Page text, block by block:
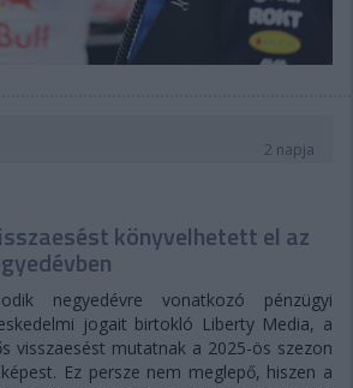
2 napja
könyvelhetett el az
negyedévre vonatkozó pénzügyi
jogait birtokló Liberty Media, a
visszaesést mutatnak a 2025-ös szezon
Ez persze nem meglepő, hiszen a